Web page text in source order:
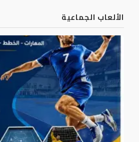
الألعاب الجماعية